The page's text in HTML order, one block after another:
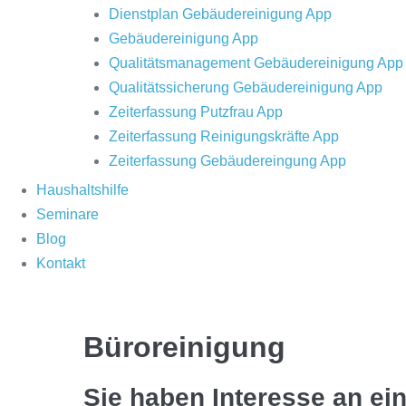
Dienstplan Gebäudereinigung App
Gebäudereinigung App
Qualitätsmanagement Gebäudereinigung App
Qualitätssicherung Gebäudereinigung App
Zeiterfassung Putzfrau App
Zeiterfassung Reinigungskräfte App
Zeiterfassung Gebäudereingung App
Haushaltshilfe
Seminare
Blog
Kontakt
Büroreinigung
Sie haben Interesse an